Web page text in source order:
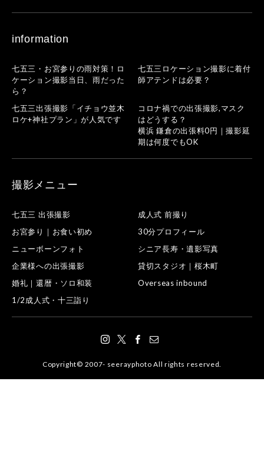
information
七五三・お宮参りの雨対策！ロ
ケーション撮影当日、雨だった
ら？
七五三ロケーション撮影に着付
師アテンドは必要？
七五三出張撮影「イチョウ並木
ロケ+神社プラン」が人気です
コロナ禍での出張撮影,マスク
はどうする？
横浜 鎌倉の出張料0円｜撮影延
期は何度でもOK
撮影メニュー
七五三 出張撮影
成人式 前撮り
お宮参り｜お食い初め
30分プロフィール
ニューボーンフォト
シニア長寿・遺影写真
企業様への出張撮影
貸切スタジオ｜桜木町
婚礼｜還暦・ソロ和装
Overseas inbound
1/2成人式・十三詣り
Copyright© 2007- seerayphoto All rights reserved.